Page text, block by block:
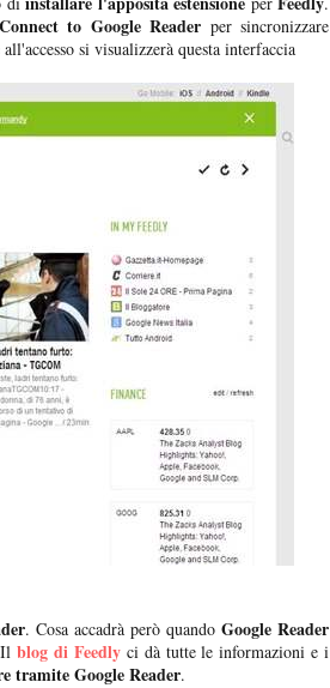
Connect to Google Reader per sincronizzare
si visualizzerà questa interfaccia
. Cosa accadrà però quandoGoogle Reader
Ilblog di Feedlyci dà tutte le informazioni e i
tramite Google Reader.